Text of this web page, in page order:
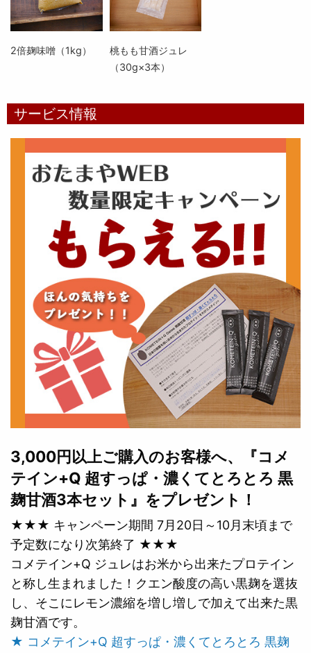
2倍麹味噌（1kg）
桃もも甘酒ジュレ
（30g×3本）
サービス情報
3,000円以上ご購入のお客様へ、『コメ
テイン+Q 超すっぱ・濃くてとろとろ 黒
麹甘酒3本セット』をプレゼント！
★★★ キャンペーン期間 7月20日～10月末頃まで
予定数になり次第終了 ★★★
コメテイン+Q ジュレはお米から出来たプロテイン
と称し生まれました！クエン酸度の高い黒麹を選抜
し、そこにレモン濃縮を増し増しで加えて出来た黒
麹甘酒です。
★ コメテイン+Q 超すっぱ・濃くてとろとろ 黒麹